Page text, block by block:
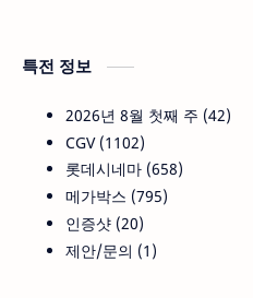
특전 정보
2026년 8월 첫째 주 42
CGV 1102
롯데시네마 658
메가박스 795
인증샷 20
제안/문의
1